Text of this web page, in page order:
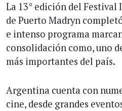
La 13° edición del
de Puerto Madryn
e intenso programa
consolidación como, uno
más importantes del país.
Argentina cuenta con
cine, desde grandes